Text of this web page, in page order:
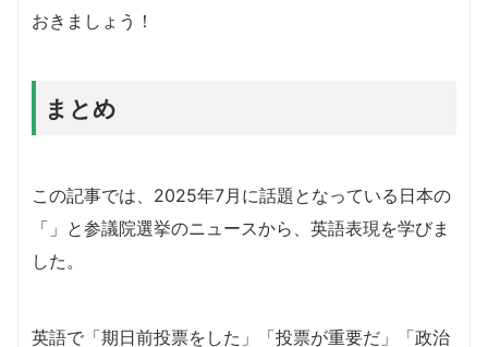
おきましょう！
まとめ
この記事では、2025年7月に話題となっている日本の
「」と参議院選挙のニュースから、英語表現を学びま
した。
英語で「期日前投票をした」「投票が重要だ」「政治